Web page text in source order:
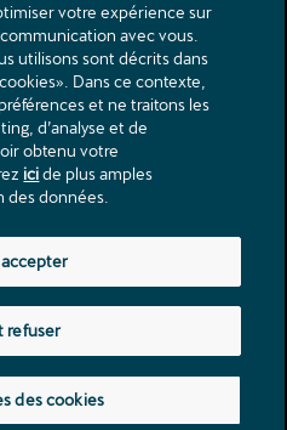
Fléchères 1
Signy
bottone.ch
Contact
& listes de prix
légales
des donnèes
votre expérience sur
avec vous.
utilisons sont décrits dans
Dans ce contexte,
et ne traitons les
d’analyse et de
obtenu votre
icide plus amples
des données.
des cookies
refuser